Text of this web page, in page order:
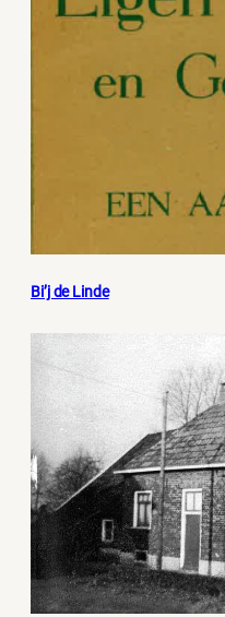
Bi’j de Linde